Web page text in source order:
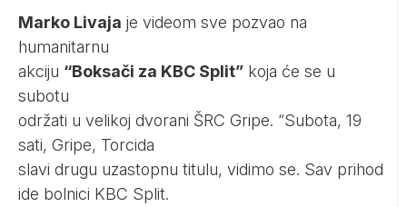
Marko Livaja je videom sve pozvao na
humanitarnu
akciju “Boksači za KBC Split” koja će se u
subotu
održati u velikoj dvorani ŠRC Gripe. “Subota, 19
sati, Gripe, Torcida
slavi drugu uzastopnu titulu, vidimo se. Sav prihod
ide bolnici KBC Split.